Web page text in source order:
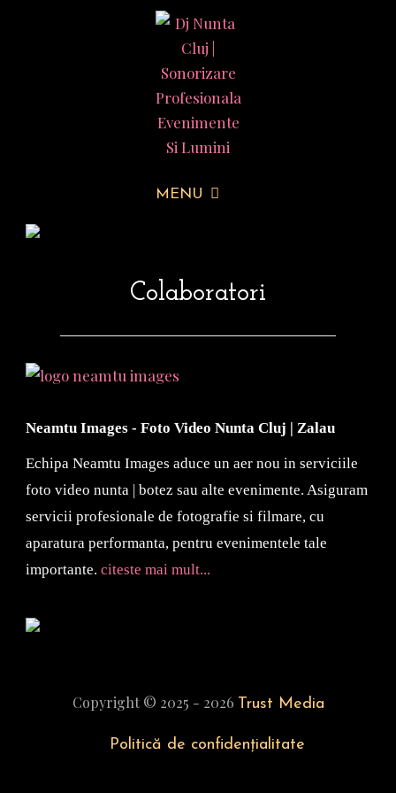
MENU
Colaboratori
Neamtu Images - Foto Video Nunta Cluj | Zalau
Echipa Neamtu Images aduce un aer nou in serviciile
foto video nunta | botez sau alte evenimente. Asiguram
servicii profesionale de fotografie si filmare, cu
aparatura performanta, pentru evenimentele tale
importante. citeste mai mult...
Copyright © 2025 - 2026 Trust Media
Politică de confidențialitate